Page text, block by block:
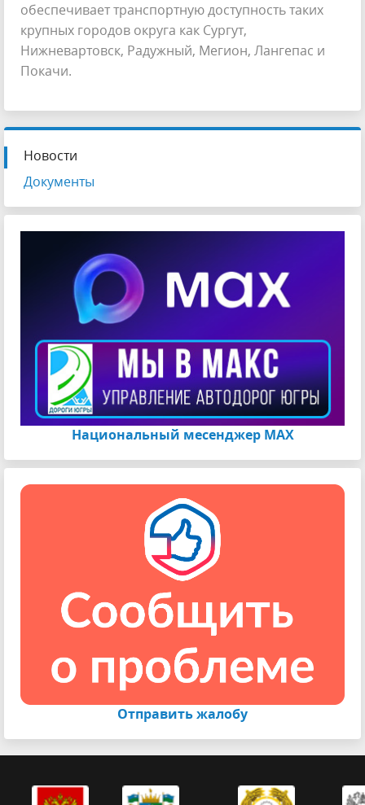
обеспечивает транспортную доступность таких
крупных городов округа как Сургут,
Нижневартовск, Радужный, Мегион, Лангепас и
Покачи.
Новости
Документы
Национальный месенджер МАХ
Отправить жалобу